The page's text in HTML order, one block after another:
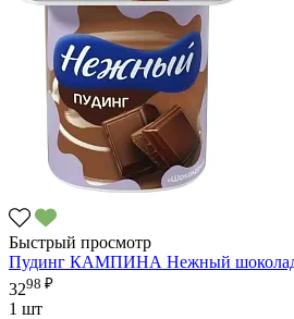
Быстрый просмотр
Пудинг КАМПИНА Нежный
3298 ₽
1 шт